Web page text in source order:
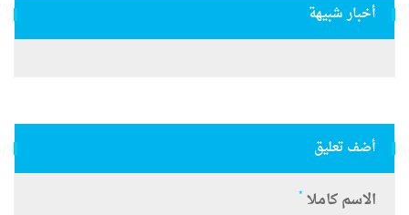
أخبار شبيهة
أضف تعليق
الاسم كاملا *